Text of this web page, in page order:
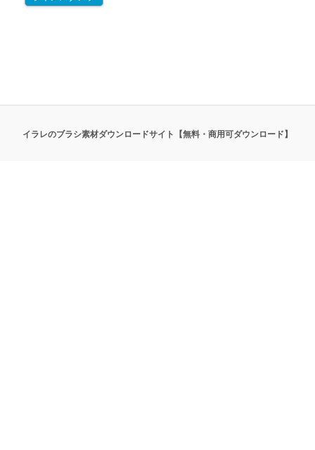
イラレのブラシ素材ダウンロードサイト【無料・商用可ダウンロード】